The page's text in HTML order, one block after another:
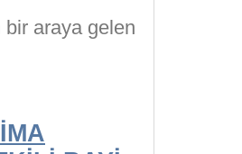
araya gelen